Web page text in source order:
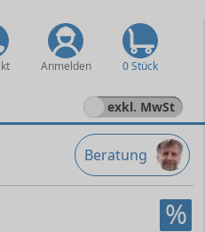
Anmelden 0 Stück
exkl. MwSt
Beratung
%